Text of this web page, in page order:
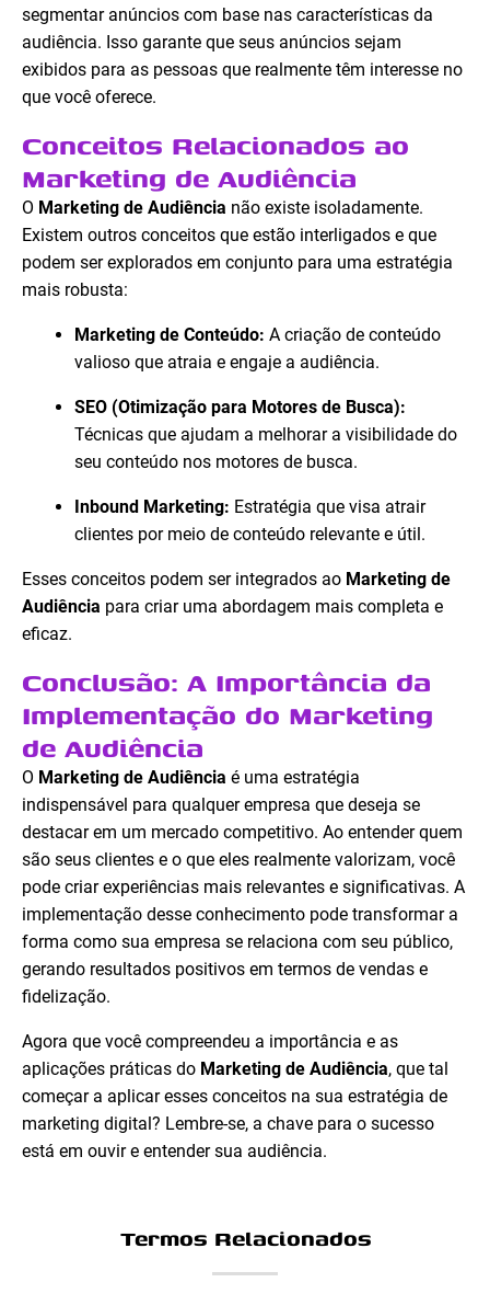
segmentar anúncios com base nas características da
audiência. Isso garante que seus anúncios sejam
exibidos para as pessoas que realmente têm interesse no
que você oferece.
Conceitos Relacionados ao
Marketing de Audiência
O Marketing de Audiência não existe isoladamente.
Existem outros conceitos que estão interligados e que
podem ser explorados em conjunto para uma estratégia
mais robusta:
Marketing de Conteúdo: A criação de conteúdo
valioso que atraia e engaje a audiência.
SEO (Otimização para Motores de Busca):
Técnicas que ajudam a melhorar a visibilidade do
seu conteúdo nos motores de busca.
Inbound Marketing: Estratégia que visa atrair
clientes por meio de conteúdo relevante e útil.
Esses conceitos podem ser integrados ao Marketing de
Audiência para criar uma abordagem mais completa e
eficaz.
Conclusão: A Importância da
Implementação do Marketing
de Audiência
O Marketing de Audiência é uma estratégia
indispensável para qualquer empresa que deseja se
destacar em um mercado competitivo. Ao entender quem
são seus clientes e o que eles realmente valorizam, você
pode criar experiências mais relevantes e significativas. A
implementação desse conhecimento pode transformar a
forma como sua empresa se relaciona com seu público,
gerando resultados positivos em termos de vendas e
fidelização.
Agora que você compreendeu a importância e as
aplicações práticas do Marketing de Audiência, que tal
começar a aplicar esses conceitos na sua estratégia de
marketing digital? Lembre-se, a chave para o sucesso
está em ouvir e entender sua audiência.
Termos Relacionados